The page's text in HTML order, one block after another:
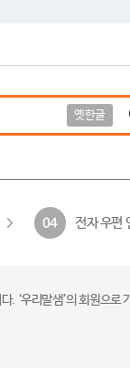
옛한글
04 전자 우편
. ‘우리말샘’의 회원으